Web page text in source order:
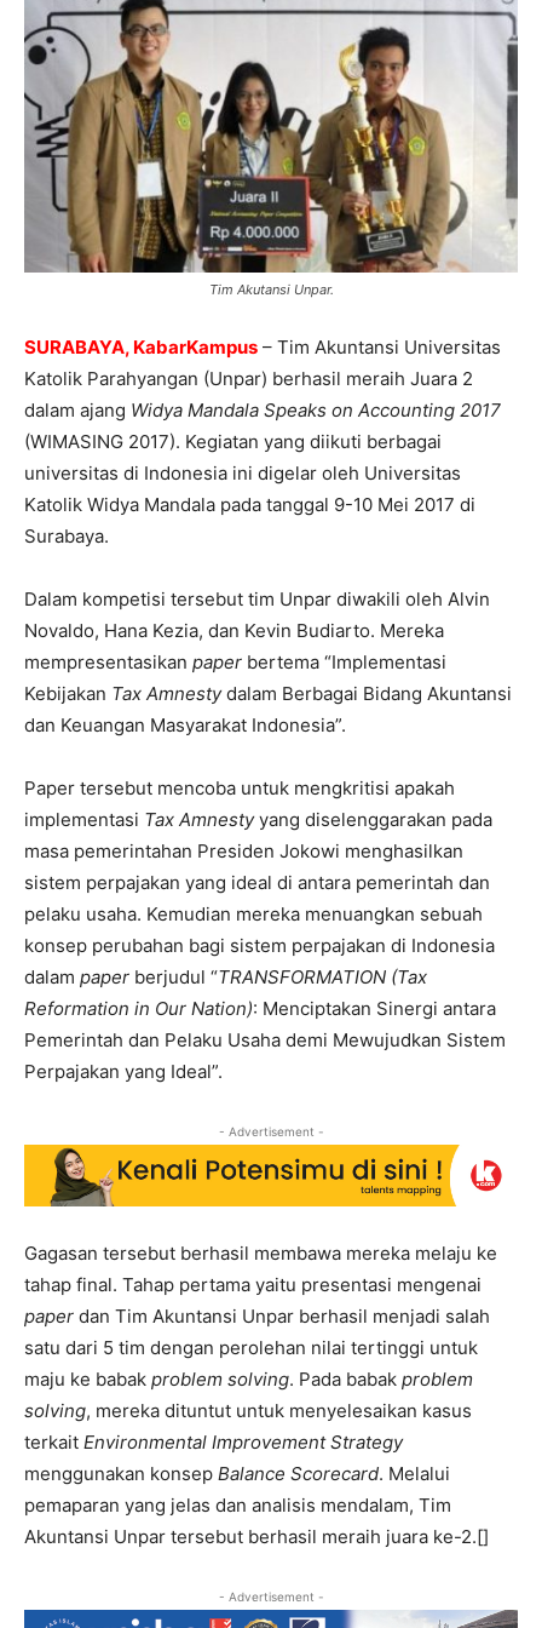
Tim Akutansi Unpar.
SURABAYA, KabarKampus – Tim Akuntansi Universitas
Katolik Parahyangan (Unpar) berhasil meraih Juara 2
dalam ajang Widya Mandala Speaks on Accounting 2017
(WIMASING 2017). Kegiatan yang diikuti berbagai
universitas di Indonesia ini digelar oleh Universitas
Katolik Widya Mandala pada tanggal 9-10 Mei 2017 di
Surabaya.
Dalam kompetisi tersebut tim Unpar diwakili oleh Alvin
Novaldo, Hana Kezia, dan Kevin Budiarto. Mereka
mempresentasikan paper bertema “Implementasi
Kebijakan Tax Amnestydalam Berbagai Bidang Akuntansi
dan Keuangan Masyarakat Indonesia”.
Paper tersebut mencoba untuk mengkritisi apakah
implementasi Tax Amnestyyang diselenggarakan pada
masa pemerintahan Presiden Jokowi menghasilkan
sistem perpajakan yang ideal di antara pemerintah dan
pelaku usaha. Kemudian mereka menuangkan sebuah
konsep perubahan bagi sistem perpajakan di Indonesia
dalam paper berjudul “TRANSFORMATION (Tax
Reformation in Our Nation): Menciptakan Sinergi antara
Pemerintah dan Pelaku Usaha demi Mewujudkan Sistem
Perpajakan yang Ideal”.
- Advertisement -
Gagasan tersebut berhasil membawa mereka melaju ke
tahap final. Tahap pertama yaitu presentasi mengenai
paper dan Tim Akuntansi Unpar berhasil menjadi salah
satu dari 5 tim dengan perolehan nilai tertinggi untuk
maju ke babak problem solving. Pada babak problem
solving, mereka dituntut untuk menyelesaikan kasus
terkait Environmental Improvement Strategy
menggunakan konsep Balance Scorecard. Melalui
pemaparan yang jelas dan analisis mendalam, Tim
Akuntansi Unpar tersebut berhasil meraih juara ke-2.[]
- Advertisement -